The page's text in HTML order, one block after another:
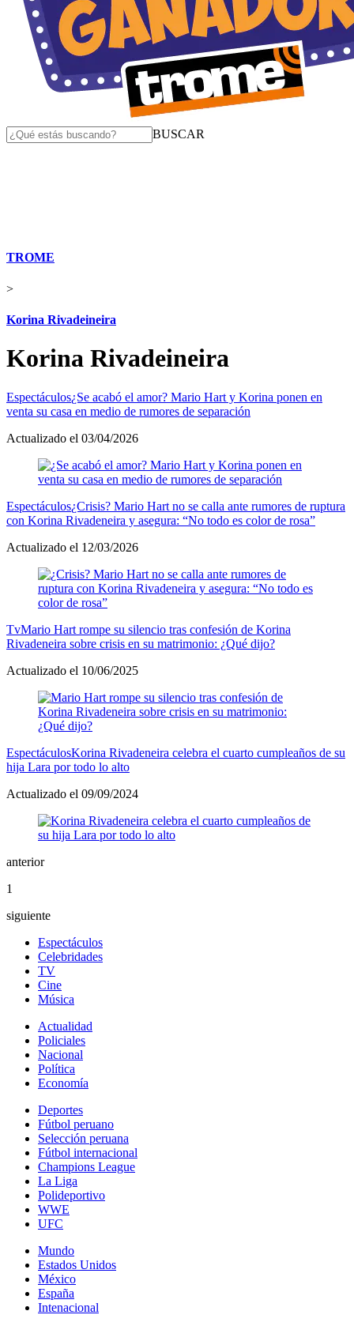
BUSCAR
TROME
>
Korina Rivadeineira
Korina Rivadeineira
Espectáculos¿Se acabó el amor? Mario Hart y Korina ponen en
venta su casa en medio de rumores de separación
Actualizado el 03/04/2026
Espectáculos¿Crisis? Mario Hart no se calla ante rumores de ruptura
con Korina Rivadeneira y asegura: “No todo es color de rosa”
Actualizado el 12/03/2026
TvMario Hart rompe su silencio tras confesión de Korina
Rivadeneira sobre crisis en su matrimonio: ¿Qué dijo?
Actualizado el 10/06/2025
EspectáculosKorina Rivadeneira celebra el cuarto cumpleaños de su
hija Lara por todo lo alto
Actualizado el 09/09/2024
anterior
1
siguiente
Espectáculos
Celebridades
TV
Cine
Música
Actualidad
Policiales
Nacional
Política
Economía
Deportes
Fútbol peruano
Selección peruana
Fútbol internacional
Champions League
La Liga
Polideportivo
WWE
UFC
Mundo
Estados Unidos
México
España
Intenacional